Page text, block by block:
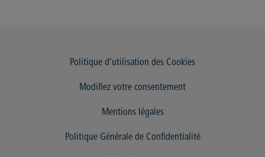
Politique d’utilisation des Cookies
Modifiez votre consentement
Mentions légales
Politique Générale de Confidentialité